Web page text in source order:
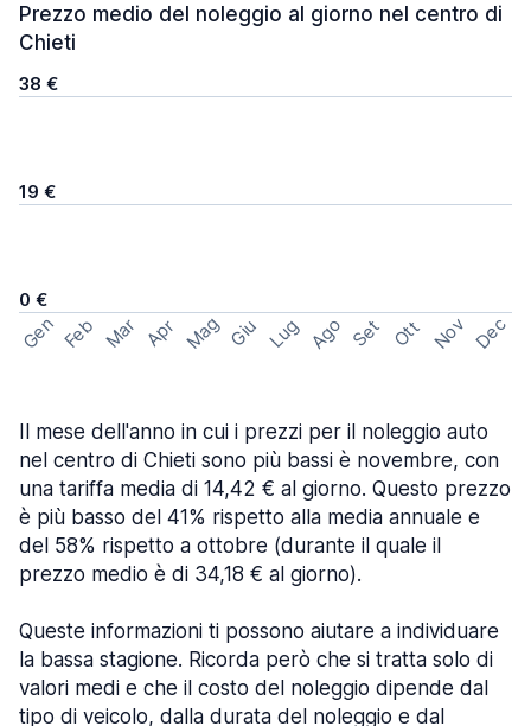
Prezzo medio del noleggio al giorno nel centro di
Chieti
38 €
19 €
0 €
Gen Feb Mar Apr Mag Giu Lug Ago Set Ott Nov Dec
Il mese dell'anno in cui i prezzi per il noleggio auto
nel centro di Chieti sono più bassi è novembre, con
una tariffa media di 14,42 € al giorno. Questo prezzo
è più basso del 41% rispetto alla media annuale e
del 58% rispetto a ottobre (durante il quale il
prezzo medio è di 34,18 € al giorno).
Queste informazioni ti possono aiutare a individuare
la bassa stagione. Ricorda però che si tratta solo di
valori medi e che il costo del noleggio dipende dal
tipo di veicolo, dalla durata del noleggio e dal